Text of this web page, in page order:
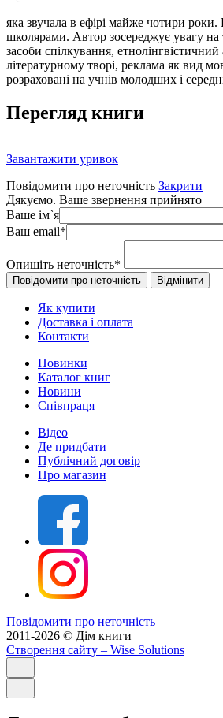
яка звучала в ефірі майже чотири
школярами. Автор зосереджує увагу на
засоби спілкування,
літературному творі, реклама як вид
розраховані на учнів молодших і
Перегляд книги
Завантажити уривок
Повідомити про неточність Закрити
Дякуємо. Ваше звернення прийнято
Ваше ім`я
Ваш email*
Опишіть неточність*
Як купити
Доставка і оплата
Контакти
Новинки
Каталог книг
Новини
Співпраця
Відео
Де придбати
Публічний договір
Про магазин
Повідомити про неточність
2011-2026 © Дім книги
Створення сайту – Wise Solutions